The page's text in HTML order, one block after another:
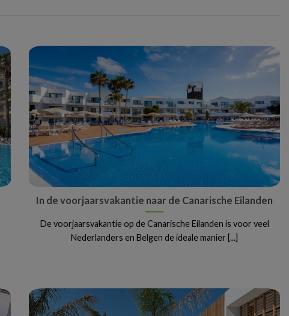
In de voorjaarsvakantie naar de Canarische Eilanden
De voorjaarsvakantie op de Canarische Eilanden is voor veel
Nederlanders en Belgen de ideale manier [...]